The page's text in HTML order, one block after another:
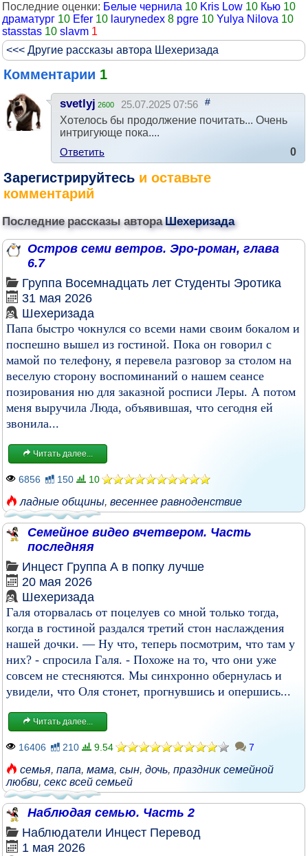
Последние оценки: Белые чернила 10 Kris Low 10 Кью 10
драматург 10 Efer 10 laurynedex 8 pgre 10 Yulya Nilova 10
stasstas 10 slavm 1
<<< Другие рассказы автора Шехеризада
Комментарии 1
svetlyj 2600 25.07.2025 07:56 #
Хотелось бы продолжение почитать... Очень
интригующе пока....
Ответить
0
Зарегистрируйтесь и оставьте
комментарий
Последние рассказы автораШехеризада
Остров семи ветров. Эро-роман, глава
6.7
Группа Восемнадцать лет Студенты Эротика
31 мая 2026
Шехеризада
Папа быстро чокнулся со всеми нами своим бокалом и
поспешно вышел из гостиной. Пока он говорил с
мамой по телефону, я перевела разговор за столом на
веселую сторону воспоминаний о нашем сеансе
позирования ню для заказной росписи Леры. А потом
меня выручила Люда, объявившая, что сегодня ей
звонила...
Читать далее...
6856 150 10
ладные общины, весеннее равноденствие
Семейное видео вчетвером. Часть
последняя
Инцест Группа А в попку лучше
20 мая 2026
Шехеризада
Галя оторвалась от поцелуев со мной только тогда,
когда в гостиной раздался третий стон наслаждения
нашей дочки. — Ну что, теперь посмотрим, что там у
них? - спросила Галя. - Похоже на то, что они уже
совсем не стесняются. Мы синхронно обернулась и
увидели, что Оля стонет, прогнувшись и опершись...
Читать далее...
16406 210 9.54 7
семья, папа, мама, сын, дочь, праздник семейной
любви, секс всей семьей
Наблюдая семью. Часть 2
Наблюдатели Инцест Перевод
1 мая 2026